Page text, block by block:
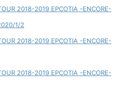
2018-2019 EPCOTIA -ENCORE-
1/2
2018-2019 EPCOTIA -ENCORE-
2018-2019 EPCOTIA -ENCORE-